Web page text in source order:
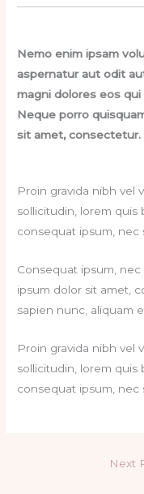
Nemo enim ipsam
aspernatur aut odit
magni dolores eos
Neque porro
sit amet, consectetur.
Proin gravida nibh vel
sollicitudin, lorem quis
consequat ipsum, nec
Consequat ipsum,
ipsum dolor sit amet,
sapien nunc, aliquam
Proin gravida nibh vel
sollicitudin, lorem quis
consequat ipsum, nec
Next